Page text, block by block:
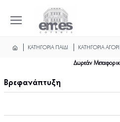
ΚΑΤΗΓΟΡΙΑ ΠΑΙΔΙ ΚΑΤΗΓΟΡΙΑ ΑΓΟΡΙ
Δωρεάν
Βρεφανάπτυξη